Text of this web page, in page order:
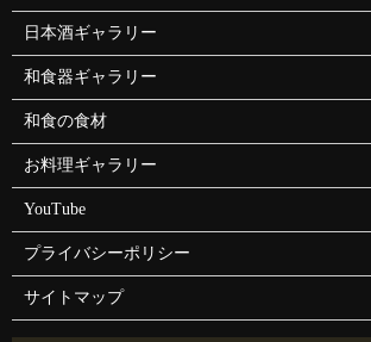
日本酒ギャラリー
和食器ギャラリー
和食の食材
お料理ギャラリー
YouTube
プライバシーポリシー
サイトマップ